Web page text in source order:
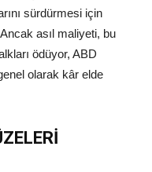
sürdürmesi için
asıl maliyeti, bu
ödüyor, ABD
olarak kâr elde